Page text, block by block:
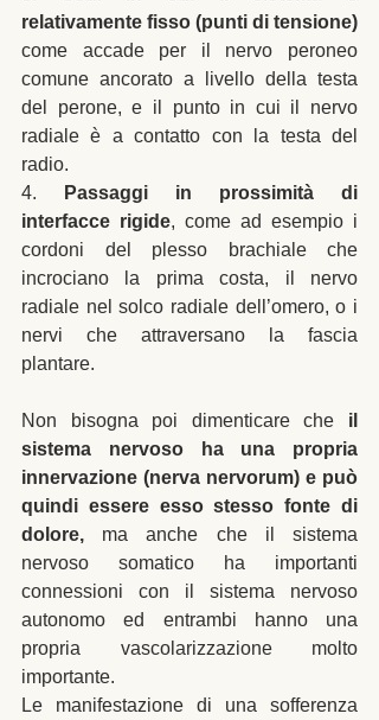
relativamente fisso (punti di tensione)
come accade per il nervo peroneo
comune ancorato a livello della testa
del perone, e il punto in cui il nervo
radiale è a contatto con la testa del
radio.
4.
Passaggi in prossimità di
interfacce rigide, come ad esempio i
cordoni del plesso brachiale che
incrociano la prima costa, il nervo
radiale nel solco radiale dell’omero, o i
nervi che attraversano la fascia
plantare.
Non bisogna poi dimenticare che il
sistema nervoso ha una propria
innervazione (nerva nervorum) e può
quindi essere esso stesso fonte di
dolore, ma anche che il sistema
nervoso somatico ha importanti
connessioni con il sistema nervoso
autonomo ed entrambi hanno una
propria vascolarizzazione molto
importante.
Le manifestazione di una sofferenza